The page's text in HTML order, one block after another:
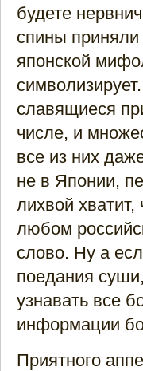
будете
спины
японской
славящиеся
числе, и
все из них
не в Японии,
лихвой
любом
слово. Ну а
поедания
узнавать все
информации
Приятного